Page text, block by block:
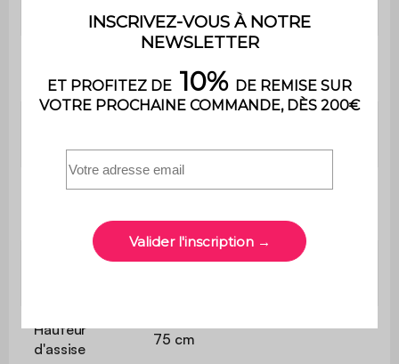
Aluminium
structure
Aluminium
Couleur Marron
Couleur de la
Hauteur
d'assise
75 cm